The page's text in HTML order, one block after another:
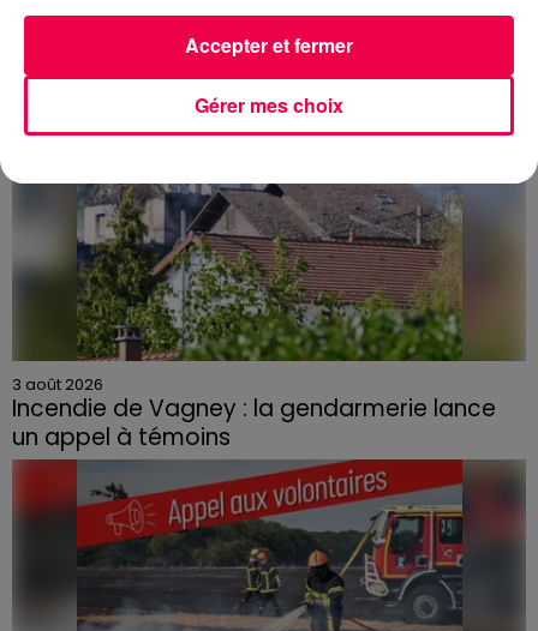
3 août 2026
Incendie de Vagney : la gendarmerie lance
un appel à témoins
Le feu, parti d'une haie avant de se propager au
quartier résidentiel, avait détruit deux habitations et
contraint à l'évacuation d'une centaine de personnes.
Gérer mes choix
Accepter et fermer